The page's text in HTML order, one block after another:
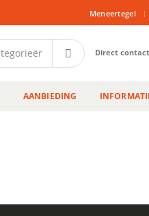
Meneertegel |
Direct
AANBIEDING